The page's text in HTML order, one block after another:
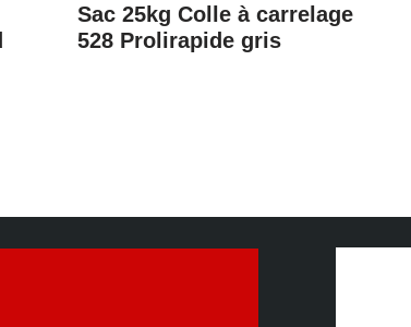
Sac 25kg Colle à carrelage
528 Prolirapide gris